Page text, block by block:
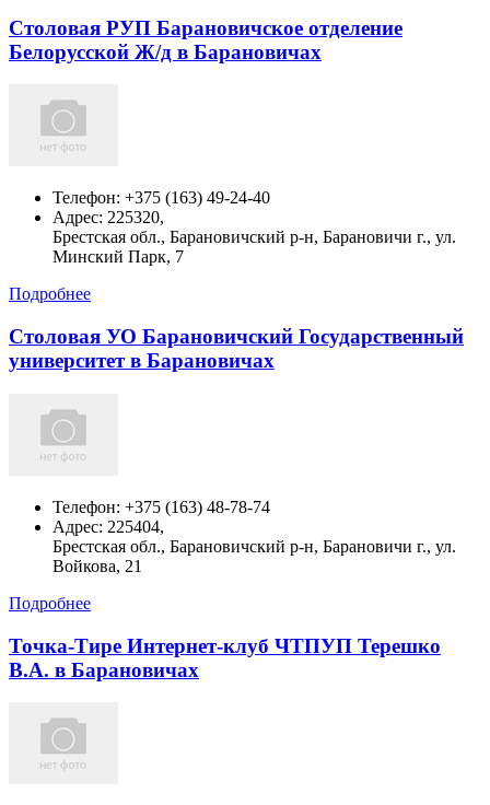
Столовая РУП Барановичское отделение
Белорусской Ж/д в Барановичах
Телефон: +375 (163) 49-24-40
Адрес: 225320,
Брестская обл., Барановичский р-н, Барановичи г., ул.
Минский Парк, 7
Подробнее
Столовая УО Барановичский Государственный
университет в Барановичах
Телефон: +375 (163) 48-78-74
Адрес: 225404,
Брестская обл., Барановичский р-н, Барановичи г., ул.
Войкова, 21
Подробнее
Точка-Тире Интернет-клуб ЧТПУП Терешко
В.А. в Барановичах